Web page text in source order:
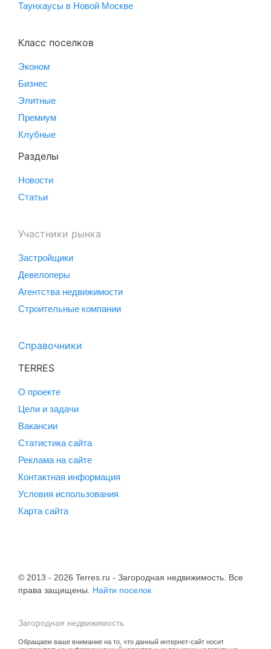
Таунхаусы в Новой Москве
Класс поселков
Эконом
Бизнес
Элитные
Премиум
Клубные
Разделы
Новости
Статьи
Участники рынка
Застройщики
Девелоперы
Агентства недвижимости
Строительные компании
Справочники
TERRES
О проекте
Цели и задачи
Вакансии
Статистика сайта
Реклама на сайте
Контактная информация
Условия использования
Карта сайта
© 2013 - 2026 Terres.ru - Загородная недвижимость. Все
права защищены. Найти поселок
Загородная недвижимость
Обращаем ваше внимание на то, что данный интернет-сайт носит